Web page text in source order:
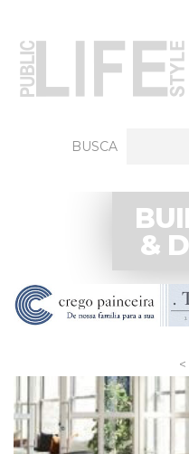
BUSCA
&